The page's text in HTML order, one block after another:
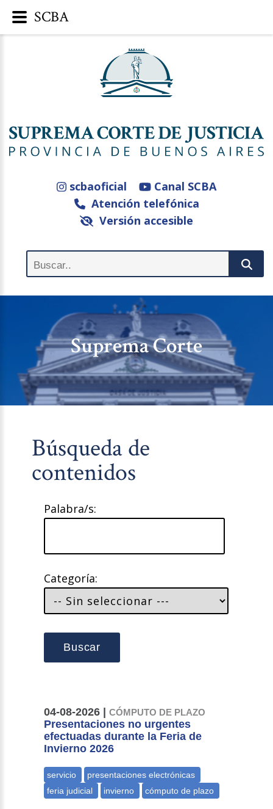
scbaoficial
Canal SCBA
Atención telefónica
Versión accesible
Suprema Corte
Búsqueda de
contenidos
Palabra/s:
Categoría:
Buscar
04-08-2026 |CÓMPUTO DE PLAZO
Presentaciones no urgentes
efectuadas durante la Feria de
Invierno 2026
SCBA